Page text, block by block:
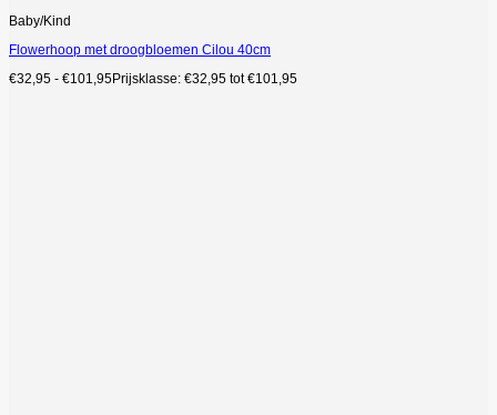
Baby/Kind
Flowerhoop met droogbloemen Cilou 40cm
€32,95 - €101,95Prijsklasse: €32,95 tot €101,95